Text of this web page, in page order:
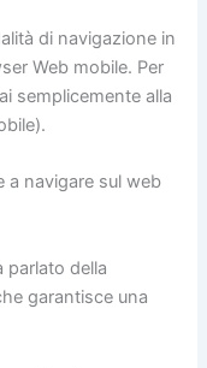
di navigazione in
Web mobile. Per
semplicemente alla
a navigare sul web
parlato della
garantisce una